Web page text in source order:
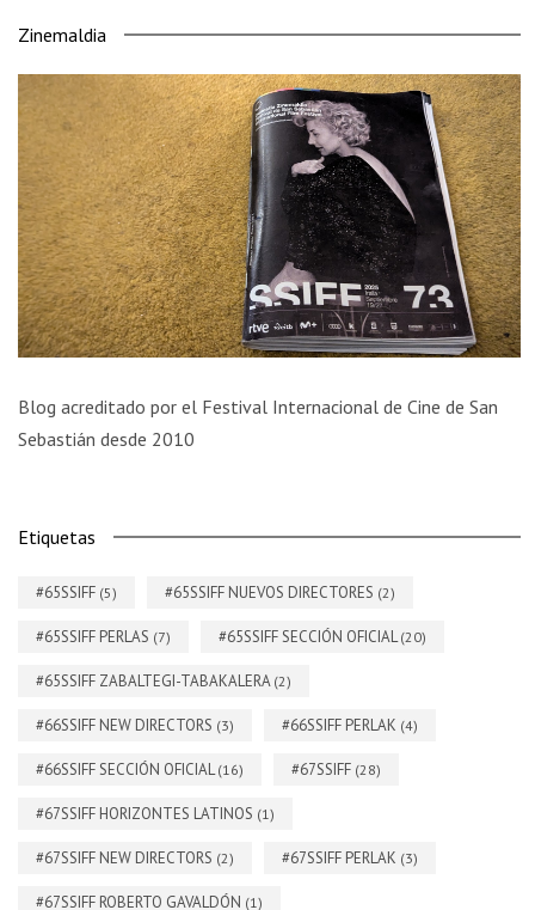
Zinemaldia
Blog acreditado por el Festival Internacional de Cine de San
Sebastián desde 2010
Etiquetas
#65SSIFF (5) #65SSIFF NUEVOS DIRECTORES (2)
#65SSIFF PERLAS (7) #65SSIFF SECCIÓN OFICIAL(20)
#65SSIFF ZABALTEGI-TABAKALERA (2)
#66SSIFF NEW DIRECTORS (3) #66SSIFF PERLAK (4)
#66SSIFF SECCIÓN OFICIAL(16) #67SSIFF (28)
#67SSIFF HORIZONTES LATINOS (1)
#67SSIFF NEW DIRECTORS (2) #67SSIFF PERLAK (3)
#67SSIFF ROBERTO GAVALDÓN (1)